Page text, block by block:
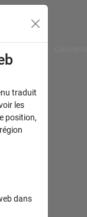
traduit
les
position,
dans